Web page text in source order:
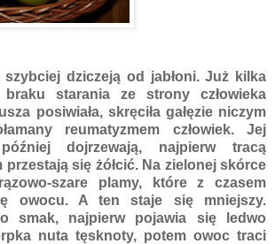
szybciej dziczeją od jabłoni. Już kilka
braku starania ze strony człowieka
posiwiała, skręciła gałęzie niczym
reumatyzmem człowiek. Jej
dojrzewają, najpierw tracą
przestają się żółcić. Na zielonej skórce
szare plamy, które z czasem
owocu. A ten staje się mniejszy.
smak, najpierw pojawia się ledwo
nuta tęsknoty, potem owoc traci